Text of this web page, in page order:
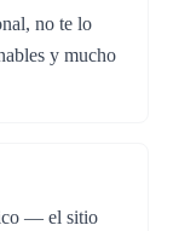
no te lo
y mucho
— el sitio